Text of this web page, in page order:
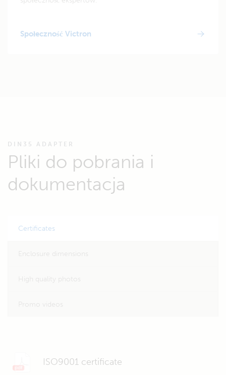
Społeczność Victron
DIN35 ADAPTER
Pliki do pobrania i
dokumentacja
Certificates
ISO9001 certificate